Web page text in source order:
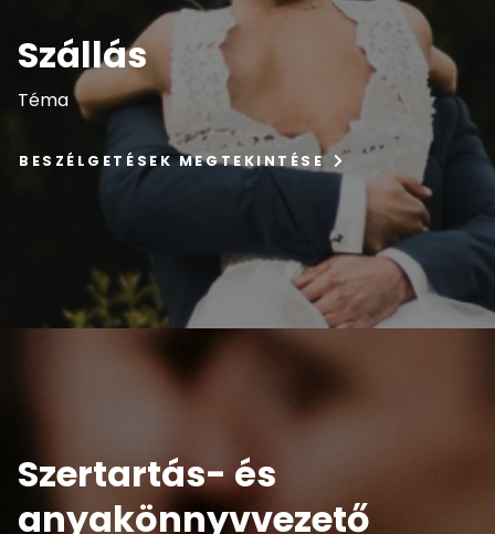
Szállás
Téma
BESZÉLGETÉSEK MEGTEKINTÉSE
Szertartás- és
anyakönnyvvezető